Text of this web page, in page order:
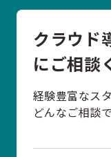
クラウド
にご相談
経験豊富なス
どんなご相談